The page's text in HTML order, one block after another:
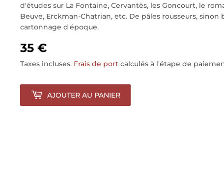
d'études sur La Fontaine, Cervantès, les Goncourt, le
Beuve, Erckman-Chatrian, etc. De pâles rousseurs,
cartonnage d'époque.
35 €
Taxes incluses. Frais de port calculés à l'étape de
AJOUTER AU PANIER